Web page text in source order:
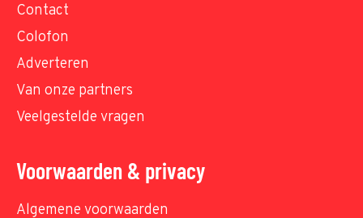
Contact
Colofon
Adverteren
Van onze partners
Veelgestelde vragen
Voorwaarden & privacy
Algemene voorwaarden